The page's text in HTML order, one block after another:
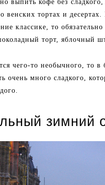
выпить кофе без сладкого,
венских тортах и
классике, то
торт, яблочный
чего-то необычного, то в
очень много сладкого,
зимний